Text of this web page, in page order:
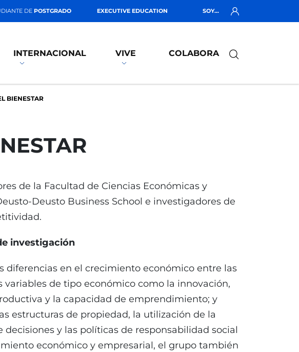
DE POSTGRADO EXECUTIVE EDUCATION SOY...
INTERNACIONAL VIVE COLABORA
BIENESTAR
de la Facultad de Ciencias Económicas y
Deusto Business School e investigadores de
investigación
diferencias en el crecimiento económico entre las
variables de tipo económico como la innovación,
y la capacidad de emprendimiento; y
estructuras de propiedad, la utilización de la
y las políticas de responsabilidad social
económico y empresarial, el grupo también